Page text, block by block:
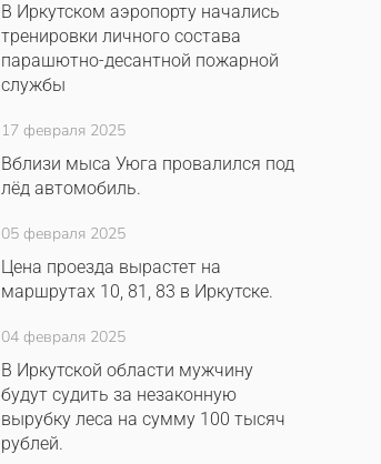
В Иркутском аэропорту начались
тренировки личного состава
парашютно-десантной пожарной
службы
17 февраля 2025
Вблизи мыса Уюга провалился под
лёд автомобиль.
05 февраля 2025
Цена проезда вырастет на
маршрутах 10, 81, 83 в Иркутске.
04 февраля 2025
В Иркутской области мужчину
будут судить за незаконную
вырубку леса на сумму 100 тысяч
рублей.